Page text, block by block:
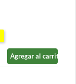
Agregar al carrito »